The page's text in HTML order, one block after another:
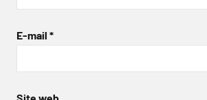
E-mail *
Site web